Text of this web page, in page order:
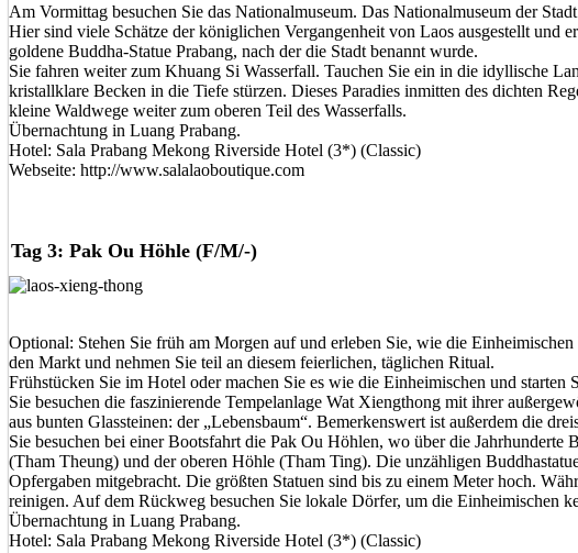
Am Vormittag besuchen Sie das Nationalmuseum. Das Nationalmuseum der
Hier sind viele Schätze der königlichen Vergangenheit von Laos ausgestellt und
goldene Buddha-Statue Prabang, nach der die Stadt benannt wurde.
Sie fahren weiter zum Khuang Si Wasserfall. Tauchen Sie ein in die idyllische
kristallklare Becken in die Tiefe stürzen. Dieses Paradies inmitten des dichten
kleine Waldwege weiter zum oberen Teil des Wasserfalls.
Übernachtung in Luang Prabang.
Hotel: Sala Prabang Mekong Riverside Hotel (3*) (Classic)
Webseite: http://www.salalaoboutique.com
Tag 3: Pak Ou Höhle (F/M/-)
Optional: Stehen Sie früh am Morgen auf und erleben Sie, wie die
den Markt und nehmen Sie teil an diesem feierlichen, täglichen Ritual.
Frühstücken Sie im Hotel oder machen Sie es wie die Einheimischen und starten
Sie besuchen die faszinierende Tempelanlage Wat Xiengthong mit ihrer
aus bunten Glassteinen: der „Lebensbaum“. Bemerkenswert ist außerdem die
Sie besuchen bei einer Bootsfahrt die Pak Ou Höhlen, wo über die
(Tham Theung) und der oberen Höhle (Tham Ting). Die unzähligen
Opfergaben mitgebracht. Die größten Statuen sind bis zu einem Meter hoch.
reinigen. Auf dem Rückweg besuchen Sie lokale Dörfer, um die Einheimischen
Übernachtung in Luang Prabang.
Hotel: Sala Prabang Mekong Riverside Hotel (3*) (Classic)